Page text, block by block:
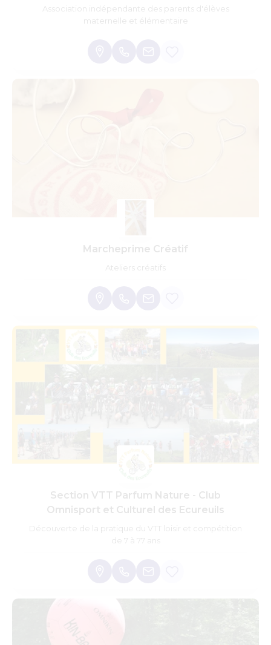
Association indépendante des parents d'élèves
maternelle et élémentaire
Marcheprime Créatif
Ateliers créatifs
Section VTT Parfum Nature - Club
Omnisport et Culturel des Ecureuils
Découverte de la pratique du VTT loisir et compétition
de 7 à 77 ans